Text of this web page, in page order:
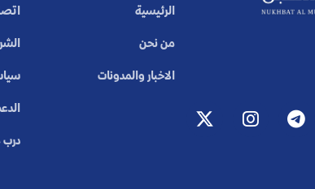
الرئيسية
من نحن
الاخبار والمدونات
درب